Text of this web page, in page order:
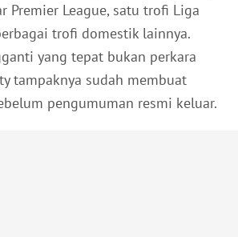
Premier League, satu trofi Liga
trofi domestik lainnya.
yang tepat bukan perkara
tampaknya sudah membuat
pengumuman resmi keluar.